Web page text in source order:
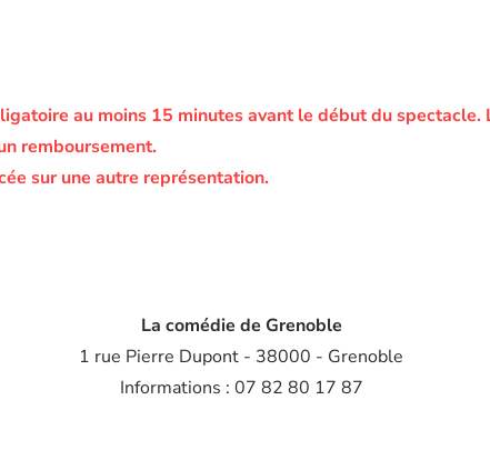
au moins 15 minutes avant le début du spectacle.
remboursement.
sur une autre représentation.
La comédie de Grenoble
1 rue Pierre Dupont - 38000 - Grenoble
Informations : 07 82 80 17 87